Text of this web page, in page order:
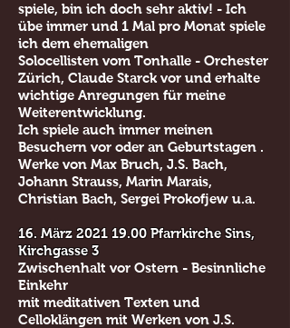
spiele, bin ich doch sehr aktiv! - Ich
übe immer und 1 Mal pro Monat spiele
ich dem ehemaligen
Solocellisten vom Tonhalle - Orchester
Zürich, Claude Starck vor und erhalte
wichtige Anregungen für meine
Weiterentwicklung.
Ich spiele auch immer meinen
Besuchern vor oder an Geburtstagen .
Werke von Max Bruch, J.S. Bach,
Johann Strauss, Marin Marais,
Christian Bach, Sergei Prokofjew u.a.
16. März 2021 19.00 Pfarrkirche Sins,
Kirchgasse 3
Zwischenhalt vor Ostern - Besinnliche
Einkehr
mit meditativen Texten und
Celloklängen mit Werken von J.S.